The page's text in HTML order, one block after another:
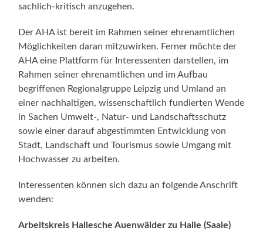
sachlich-kritisch anzugehen.
Der AHA ist bereit im Rahmen seiner ehrenamtlichen
Möglichkeiten daran mitzuwirken. Ferner möchte der
AHA eine Plattform für Interessenten darstellen, im
Rahmen seiner ehrenamtlichen und im Aufbau
begriffenen Regionalgruppe Leipzig und Umland an
einer nachhaltigen, wissenschaftlich fundierten Wende
in Sachen Umwelt-, Natur- und Landschaftsschutz
sowie einer darauf abgestimmten Entwicklung von
Stadt, Landschaft und Tourismus sowie Umgang mit
Hochwasser zu arbeiten.
Interessenten können sich dazu an folgende Anschrift
wenden:
Arbeitskreis Hallesche Auenwälder zu Halle (Saale)